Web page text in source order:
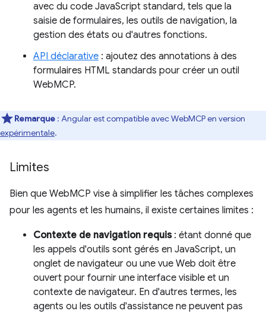
avec du code JavaScript standard, tels que la
saisie de formulaires, les outils de navigation, la
gestion des états ou d'autres fonctions.
API déclarative : ajoutez des annotations à des
formulaires HTML standards pour créer un outil
WebMCP.
Remarque : Angular est compatible avec WebMCP en version
expérimentale.
Limites
Bien que WebMCP vise à simplifier les tâches complexes
pour les agents et les humains, il existe certaines limites :
Contexte de navigation requis: étant donné que
les appels d'outils sont gérés en JavaScript, un
onglet de navigateur ou une vue Web doit être
ouvert pour fournir une interface visible et un
contexte de navigateur. En d'autres termes, les
agents ou les outils d'assistance ne peuvent pas